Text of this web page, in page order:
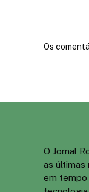
Os
O Jornal
as últimas
em tempo